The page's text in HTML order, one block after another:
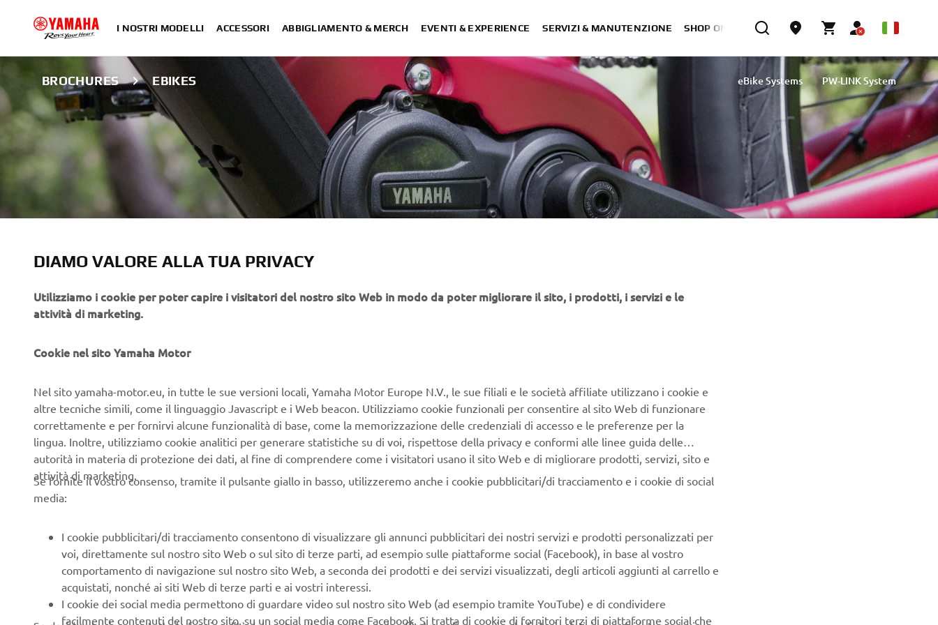
I NOSTRI MODELLI ACCESSORI ABBIGLIAMENTO & MERCH EVENTI & EXPERIENCE SERVIZI & MANUTENZIONE SHOP ONLINE
BROCHURES EBIKES eBike Systems PW-LINK System
BROCHURES
EBIKES SYSTEMS
DIAMO VALORE ALLA TUA PRIVACY
Utilizziamo i cookie per poter capire i visitatori del nostro sito Web in modo da poter migliorare il sito, i prodotti, i servizi e le
attività di marketing.
Cookie nel sito Yamaha Motor
Nel sito yamaha-motor.eu, in tutte le sue versioni locali, Yamaha Motor Europe N.V., le sue filiali e le società affiliate utilizzano i cookie e
altre tecniche simili, come il linguaggio Javascript e i Web beacon. Utilizziamo cookie funzionali per consentire al sito Web di funzionare
correttamente e per fornirvi alcune funzionalità di base, come la memorizzazione delle credenziali di accesso e le preferenze per la
lingua. Inoltre, utilizziamo cookie analitici per generare statistiche su di voi, rispettose della privacy e conformi alle linee guida delle
autorità in materia di protezione dei dati, al fine di comprendere come i visitatori usano il sito Web e di migliorare prodotti, servizi, sito e
attività di marketing.
Se fornite il vostro consenso, tramite il pulsante giallo in basso, utilizzeremo anche i cookie pubblicitari/di tracciamento e i cookie di social
media:
I cookie pubblicitari/di tracciamento consentono di visualizzare gli annunci pubblicitari dei nostri servizi e prodotti personalizzati per
voi, direttamente sul nostro sito Web o sul sito di terze parti, ad esempio sulle piattaforme social (Facebook), in base al vostro
comportamento di navigazione sul nostro sito Web, a seconda dei prodotti e dei servizi visualizzati, degli articoli aggiunti al carrello e
acquistati, nonché ai siti Web di terze parti e ai vostri interessi.
I cookie dei social media permettono di guardare video sul nostro sito Web (ad esempio tramite YouTube) e di condividere
facilmente contenuti del nostro sito, su un social media come Facebook. Si tratta di cookie di fornitori terzi di piattaforme social che